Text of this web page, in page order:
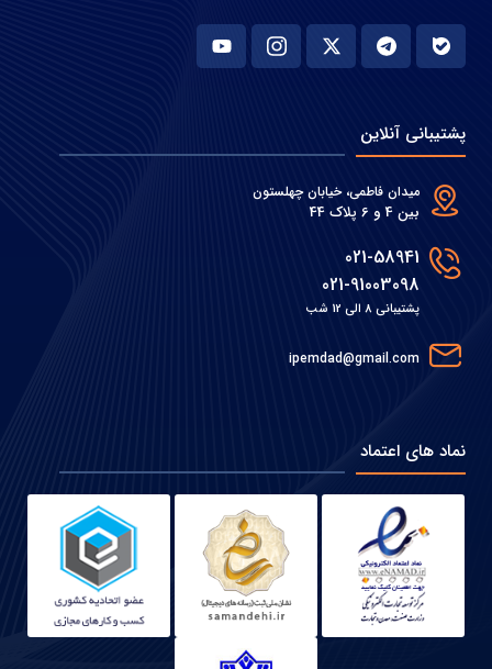
پشتیبانی آنلاین
میدان فاطمی، خیابان چهلستون
بین 4 و 6 پلاک 44
021-58941
021-91003098
پشتیبانی 8 الی 12 شب
ipemdad@gmail.com
نماد های اعتماد